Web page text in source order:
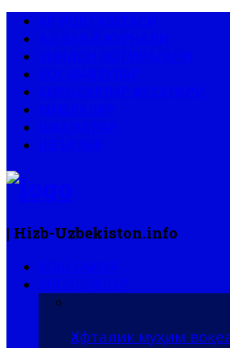
| Hizb-Uzbekiston.info
Ҳафталик муҳим